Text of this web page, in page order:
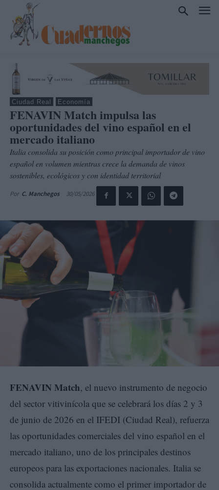
Ciudad Real Economía
FENAVIN Match impulsa las
oportunidades del vino español en el
mercado italiano
Italia consolida su posición como principal importador de vino
español en volumen mientras crece la demanda de vinos
sostenibles, ecológicos y con identidad territorial
Por C. Manchegos 30/05/2026
FENAVIN Match, el nuevo instrumento de negocio
del sector vitivinícola que se celebrará los días 2 y 3
de junio de 2026 en el IFEDI (Ciudad Real), refuerza
las oportunidades comerciales del vino español en el
mercado italiano, uno de los principales destinos
europeos para las exportaciones nacionales. Italia se
consolida actualmente como el primer importador de